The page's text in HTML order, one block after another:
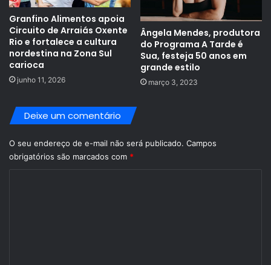
Granfino Alimentos apoia
Circuito de Arraiás Oxente
Rio e fortalece a cultura
nordestina na Zona Sul
carioca
junho 11, 2026
Ângela Mendes, produtora
do Programa A Tarde é
Sua, festeja 50 anos em
grande estilo
março 3, 2023
Deixe um comentário
O seu endereço de e-mail não será publicado. Campos
obrigatórios são marcados com *